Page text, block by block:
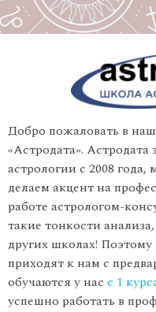
Добро пожаловать в
«Астродата».
астрологии с 2008
делаем акцент на
работе астрологом-
такие тонкости
других школах!
приходят к нам с
обучаются у нас с 1
успешно работать в